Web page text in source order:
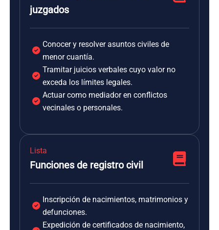
juzgados
Conocer y resolver asuntos civiles de
menor cuantía.
Tramitar juicios verbales cuyo valor no
exceda los límites legales.
Actuar como mediador en conflictos
vecinales o personales.
Lista
Funciones de registro civil
Inscripción de nacimientos, matrimonios y
defunciones.
Expedición de certificados de nacimiento,